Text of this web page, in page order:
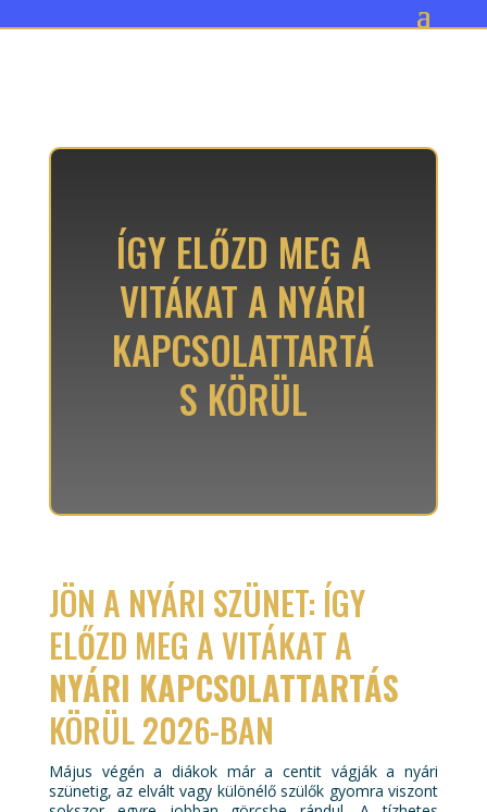
ÍGY ELŐZD MEG A
VITÁKAT A NYÁRI
KAPCSOLATTARTÁ
S KÖRÜL
JÖN A NYÁRI SZÜNET: ÍGY
ELŐZD MEG A VITÁKAT A
NYÁRI KAPCSOLATTARTÁS
KÖRÜL 2026-BAN
Május végén a diákok már a centit vágják a nyári
szünetig, az elvált vagy különélő szülők gyomra viszont